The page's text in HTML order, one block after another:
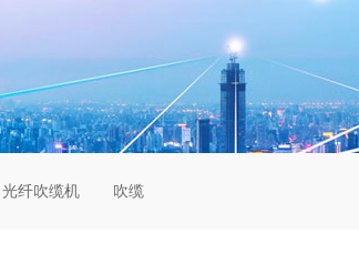
光纤吹缆机 吹缆